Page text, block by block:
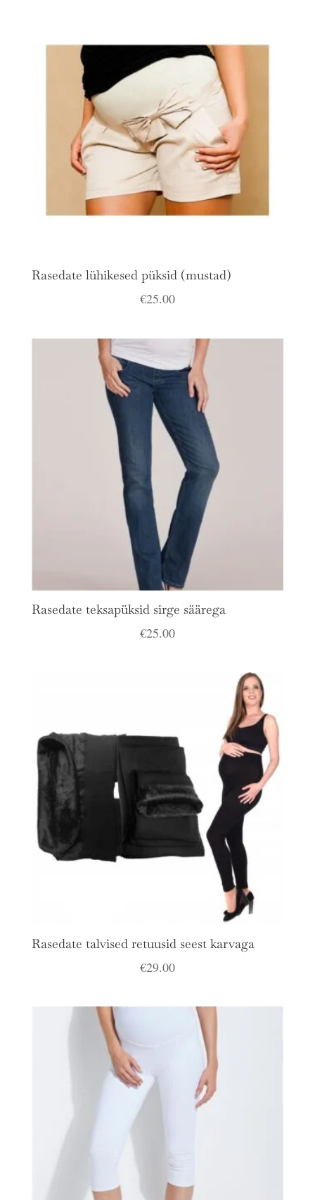
Rasedate lühikesed püksid (mustad)
€25.00
Rasedate teksapüksid sirge säärega
€25.00
Rasedate talvised retuusid seest karvaga
€29.00